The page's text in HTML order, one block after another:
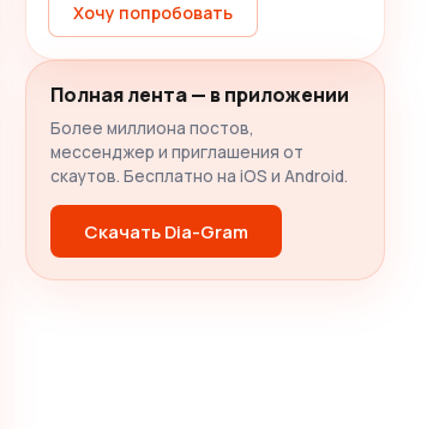
Хочу попробовать
Полная лента — в приложении
Более миллиона постов,
мессенджер и приглашения от
скаутов. Бесплатно на iOS и Android.
Скачать Dia-Gram